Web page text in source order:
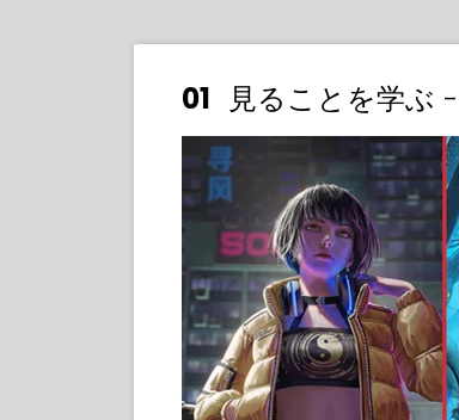
01 見ることを学ぶ